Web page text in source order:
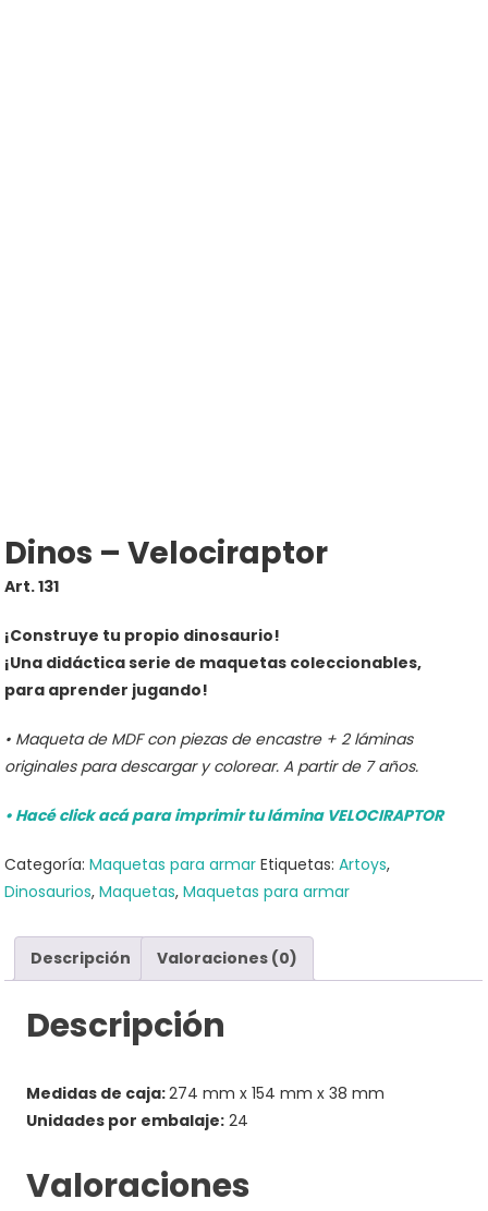
Dinos – Velociraptor
Art. 131
¡Construye tu propio dinosaurio!
¡Una didáctica serie de maquetas coleccionables,
para aprender jugando!
• Maqueta de MDF con piezas de encastre + 2 láminas
originales para descargar y colorear. A partir de 7 años.
• Hacé click acá para imprimir tu lámina VELOCIRAPTOR
Categoría:Maquetas para armar Etiquetas:Artoys,
Dinosaurios,Maquetas,Maquetas para armar
Descripción Valoraciones (0)
Descripción
Medidas de caja:274 mm x 154 mm x 38 mm
Unidades por embalaje: 24
Valoraciones